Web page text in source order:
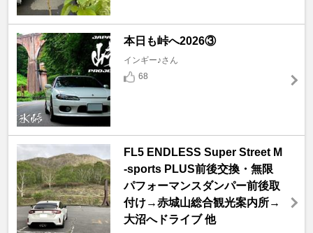
本日も峠へ2026③
インギー♪さん
68
FL5 ENDLESS Super Street M
-sports PLUS前後交換・無限
パフォーマンスダンパー前後取
付け→赤城山総合観光案内所→
大沼へドライブ 他